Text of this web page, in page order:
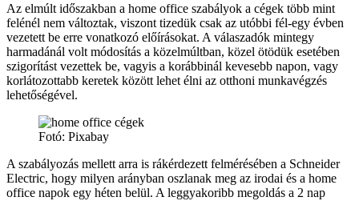
Az elmúlt időszakban a home office szabályok a cégek több mint
felénél nem változtak, viszont tizedük csak az utóbbi fél-egy évben
vezetett be erre vonatkozó előírásokat. A válaszadók mintegy
harmadánál volt módosítás a közelmúltban, közel ötödük esetében
szigorítást vezettek be, vagyis a korábbinál kevesebb napon, vagy
korlátozottabb keretek között lehet élni az otthoni munkavégzés
lehetőségével.
Fotó: Pixabay
A szabályozás mellett arra is rákérdezett felmérésében a Schneider
Electric, hogy milyen arányban oszlanak meg az irodai és a home
office napok egy héten belül. A leggyakoribb megoldás a 2 nap